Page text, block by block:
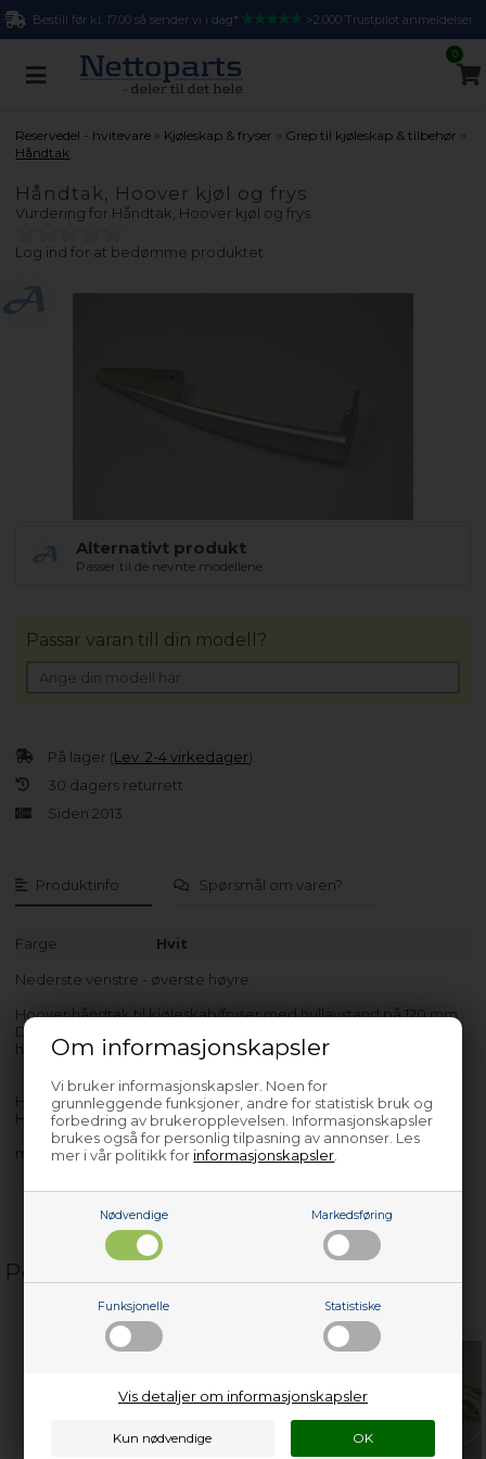
Om informasjonskapsler
Vi bruker informasjonskapsler. Noen for
grunnleggende funksjoner, andre for statistisk bruk og
forbedring av brukeropplevelsen. Informasjonskapsler
brukes også for personlig tilpasning av annonser. Les
mer i vår politikk for informasjonskapsler
Nødvendige Markedsføring
Funksjonelle Statistiske
Vis detaljer om informasjonskapsler
Bestill før kl. 17.00 så sender vi i dag* >2.000 Trustpilot anmeldelser
0
Reservedel - hvitevare » Kjøleskap & fryser » Grep til kjøleskap & tilbehør »
Håndtak
Håndtak, Hoover kjøl og frys
Vurdering for Håndtak, Hoover kjøl og frys
Log ind for at bedømme produktet
Alternativt produkt
Passer til de nevnte modellene.
Produktinfo Spørsmål om varen?
Farge Hvit
Nederste venstre - øverste høyre.
Hoover håndtak til kjøleskab/fryser med hullavstand på 120 mm.
Det kan forekomme mindre avvik i forhold til den anførte
hullavstand.
HCA383
HCA404PW
med flere…
På lager (Lev. 2-4 virkedager).
30 dagers returrett
Siden 2013
Passar varan till din modell?
Populære relaterte produkter